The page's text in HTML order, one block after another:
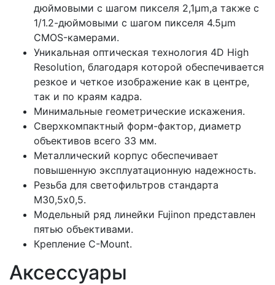
дюймовыми с шагом пикселя 2,1μm,а также с
1/1.2-дюймовыми с шагом пикселя 4.5μm
CMOS-камерами.
Уникальная оптическая технология 4D High
Resolution, благодаря которой обеспечивается
резкое и четкое изображение как в центре,
так и по краям кадра.
Минимальные геометрические искажения.
Сверхкомпактный форм-фактор, диаметр
объективов всего 33 мм.
Металлический корпус обеспечивает
повышенную эксплуатационную надежность.
Резьба для светофильтров стандарта
M30,5х0,5.
Модельный ряд линейки Fujinon представлен
пятью объективами.
Крепление C-Mount.
Аксессуары